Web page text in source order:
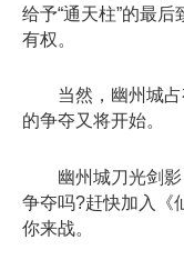
给予“通天柱”的最
有权。
当然，幽州城占
的争夺又将开始。
幽州城刀光剑影
争夺吗?赶快加入《
你来战。